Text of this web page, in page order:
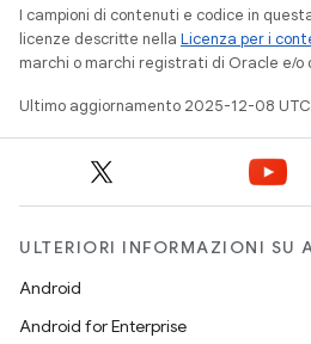
I campioni di contenuti e codice in
licenze descritte nella Licenza per i
marchi o marchi registrati di Oracle e/o
Ultimo aggiornamento 2025-12-08 UTC.
ULTERIORI INFORMAZIONI SU
Android
Android for Enterprise